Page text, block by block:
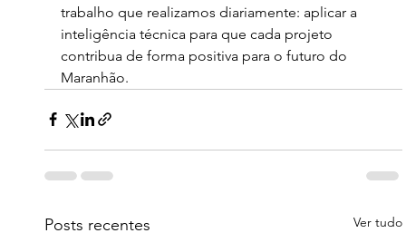
trabalho que realizamos diariamente: aplicar a
inteligência técnica para que cada projeto
contribua de forma positiva para o futuro do
Maranhão.
Posts recentes Ver tudo